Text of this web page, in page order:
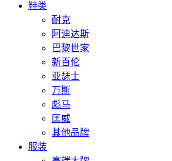
鞋类
耐克
阿迪达斯
巴黎世家
新百伦
亚瑟士
万斯
彪马
匡威
其他品牌
服装